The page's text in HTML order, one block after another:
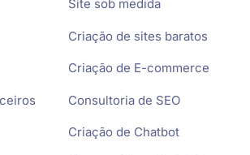
Site sob medida
Criação de sites baratos
Criação de E-commerce
Consultoria de SEO
Criação de Chatbot